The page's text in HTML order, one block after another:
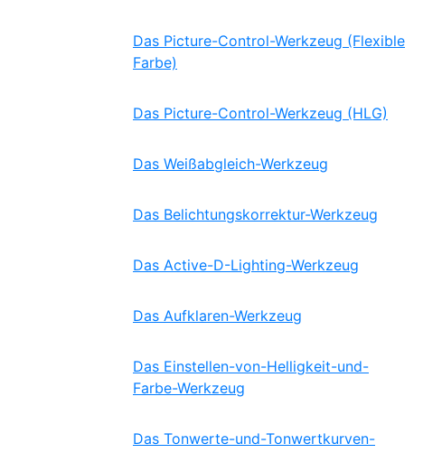
Das Picture-Control-Werkzeug (Flexible
Farbe)
Das Picture-Control-Werkzeug (HLG)
Das Weißabgleich-Werkzeug
Das Belichtungskorrektur-Werkzeug
Das Active-D-Lighting-Werkzeug
Das Aufklaren-Werkzeug
Das Einstellen-von-Helligkeit-und-
Farbe-Werkzeug
Das Tonwerte-und-Tonwertkurven-